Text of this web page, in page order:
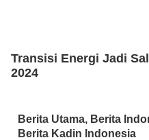
Transisi Energi Jadi
2024
Berita Utama, Berita
Berita Kadin Indonesia